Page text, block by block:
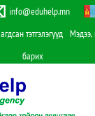
info@eduhelp.mn
тэтгэлэгүүд Мэдээ,
барих